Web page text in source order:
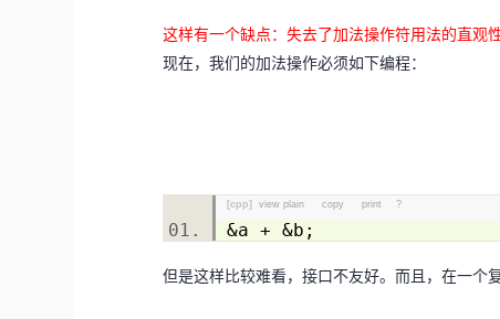
这样有一个缺点：失去了加法操作符用法的直观性
现在，我们的加法操作必须如下编程：
[cpp] view plain copy print ?
&a + &b;
但是这样比较难看，接口不友好。而且，在一个